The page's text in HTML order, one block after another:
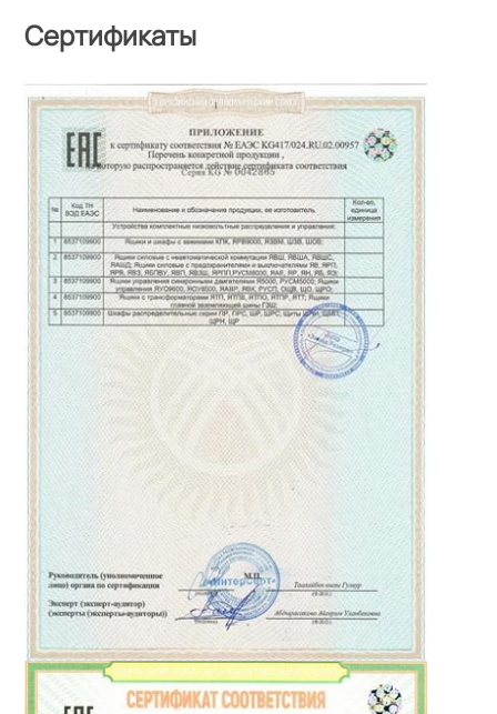
Сертификаты